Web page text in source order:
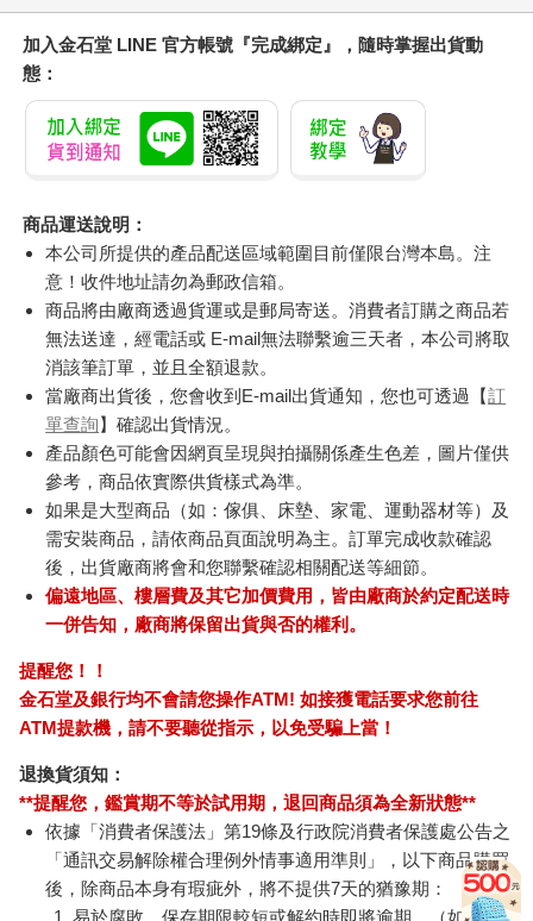
加入金石堂 LINE 官方帳號『完成綁定』，隨時掌握出貨動
態：
商品運送說明：
本公司所提供的產品配送區域範圍目前僅限台灣本島。注
意！收件地址請勿為郵政信箱。
商品將由廠商透過貨運或是郵局寄送。消費者訂購之商品若
無法送達，經電話或 E-mail無法聯繫逾三天者，本公司將取
消該筆訂單，並且全額退款。
當廠商出貨後，您會收到E-mail出貨通知，您也可透過【訂
單查詢】確認出貨情況。
產品顏色可能會因網頁呈現與拍攝關係產生色差，圖片僅供
參考，商品依實際供貨樣式為準。
如果是大型商品（如：傢俱、床墊、家電、運動器材等）及
需安裝商品，請依商品頁面說明為主。訂單完成收款確認
後，出貨廠商將會和您聯繫確認相關配送等細節。
偏遠地區、樓層費及其它加價費用，皆由廠商於約定配送時
一併告知，廠商將保留出貨與否的權利。
提醒您！！
金石堂及銀行均不會請您操作ATM! 如接獲電話要求您前往
ATM提款機，請不要聽從指示，以免受騙上當！
退換貨須知：
**提醒您，鑑賞期不等於試用期，退回商品須為全新狀態**
依據「消費者保護法」第19條及行政院消費者保護處公告之
「通訊交易解除權合理例外情事適用準則」，以下商品購買
後，除商品本身有瑕疵外，將不提供7天的猶豫期：
易於腐敗、保存期限較短或解約時即將逾期。（如：生